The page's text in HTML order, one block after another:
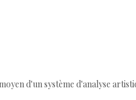
d'un système d'analyse